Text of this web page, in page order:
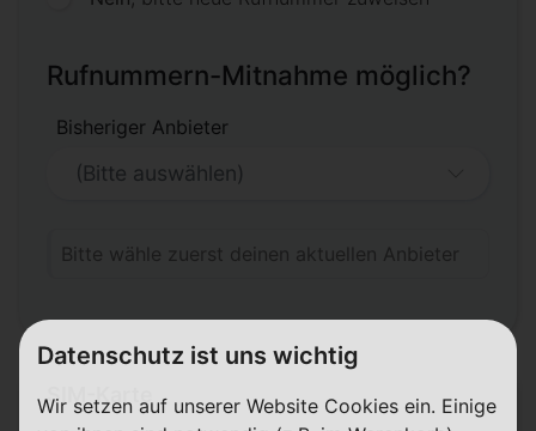
Rufnummern-Mitnahme möglich?
Bisheriger Anbieter
Bitte wähle zuerst deinen aktuellen Anbieter
SIM-Karte
Datenschutz ist uns wichtig
Wir setzen auf unserer Website Cookies ein. Einige